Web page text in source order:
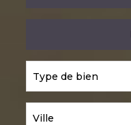
Type de bien
Ville